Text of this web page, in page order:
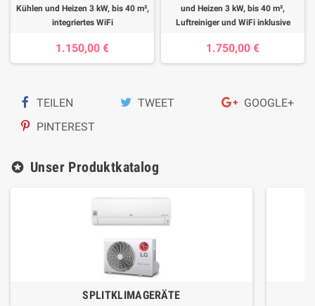
Kühlen und Heizen 3 kW, bis 40 m²,
integriertes WiFi
1.150,00 €
und Heizen 3 kW, bis 40 m²,
Luftreiniger und WiFi inklusive
1.750,00 €
TEILEN TWEET
GOOGLE+
PINTEREST
stars Unser Produktkatalog
SPLITKLIMAGERÄTE